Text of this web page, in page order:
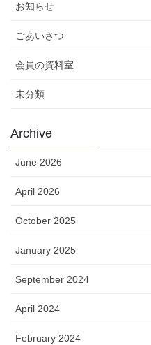
お知らせ
ごあいさつ
会員の資料室
未分類
Archive
June 2026
April 2026
October 2025
January 2025
September 2024
April 2024
February 2024